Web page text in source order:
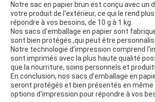
Notre sac en papier brun est conçu avec un
votre produit de l'extérieur, ce qui le rend
répondre à vos besoins, de 10 g à 1 kg.
Nos sacs d'emballage en papier sont
sont bien protégés.,qui peut être
Notre technologie d'impression comprend
sont imprimés avec la plus haute qualité
que la nourriture, soins personnels et
En conclusion, nos sacs d'emballage en
seront protégés et bien présentés en
options d'impression pour répondre à vos